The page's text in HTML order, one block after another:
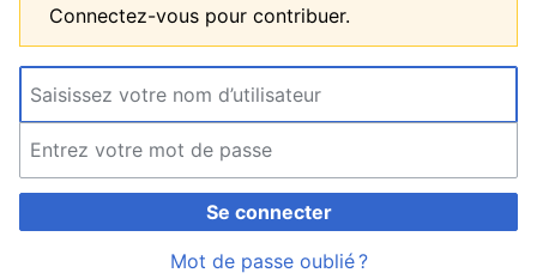
Connectez-vous pour contribuer.
Se connecter
Mot de passe oublié ?